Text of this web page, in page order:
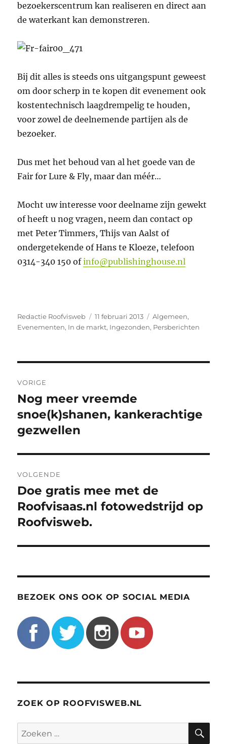
bezoekerscentrum kan realiseren en direct aan
de waterkant kan demonstreren.
Bij dit alles is steeds ons uitgangspunt geweest
om door scherp in te kopen dit evenement ook
kostentechnisch laagdrempelig te houden,
voor zowel de deelnemende partijen als de
bezoeker.
Dus met het behoud van al het goede van de
Fair for Lure & Fly, maar dan méér…
Mocht uw interesse voor deelname zijn gewekt
of heeft u nog vragen, neem dan contact op
met Peter Timmers, Thijs van Aalst of
ondergetekende of Hans te Kloeze, telefoon
0314-340 150 ofinfo@publishinghouse.nl
Auteur
Redactie Roofvisweb
Geplaatst
op
11 februari 2013 Categorieën
Algemeen,
Evenementen, In de markt, Ingezonden, Persberichten
navigatie
VORIGE
Vorig
bericht:
Nog meer vreemde
snoe(k)shanen, kankerachtige
gezwellen
VOLGENDE
Volgend
bericht:
Doe gratis mee met de
Roofvisaas.nl fotowedstrijd op
Roofvisweb.
BEZOEK ONS OOK OP SOCIAL MEDIA
ZOEK OP ROOFVISWEB.NL
Zoeken